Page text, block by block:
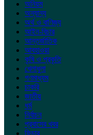
অনিয়ম
অন্যান্য
অর্থ ও বাণিজ্য
আইন-বিচার
আন্তর্জাতিক
আবহাওয়া
কৃষি ও প্রকৃতি
খেলাধুলা
গণমাধ্যম
চাকরি
জাতীয়
ধর্ম
নির্বাচন
প্রবাসের খবর
ফিচার